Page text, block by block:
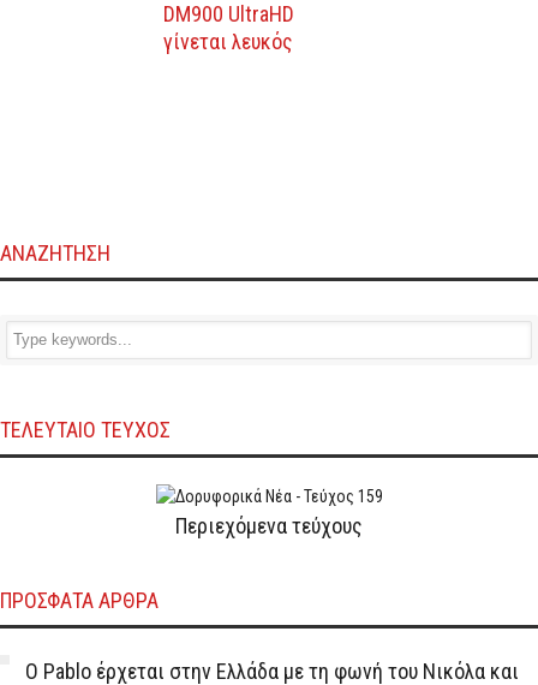
DM900 UltraHD
γίνεται λευκός
ΑΝΑΖΗΤΗΣΗ
ΤΕΛΕΥΤΑΙΟ ΤΕΥΧΟΣ
Περιεχόμενα τεύχους
ΠΡΌΣΦΑΤΑ ΆΡΘΡΑ
Ο Pablo έρχεται στην Ελλάδα με τη φωνή του Νικόλα και